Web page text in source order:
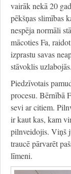
vairāk nekā 20
pēkšņas slimības
nespēja normāli
mācoties Fa,
izprastu savas
stāvoklis uzlabojās.
Piedzīvotais
procesu. Bērnībā
sevi ar citiem.
ir kaut kas, kam
pilnveidojis. Viņš
traucē pārvarēt
līmeni.